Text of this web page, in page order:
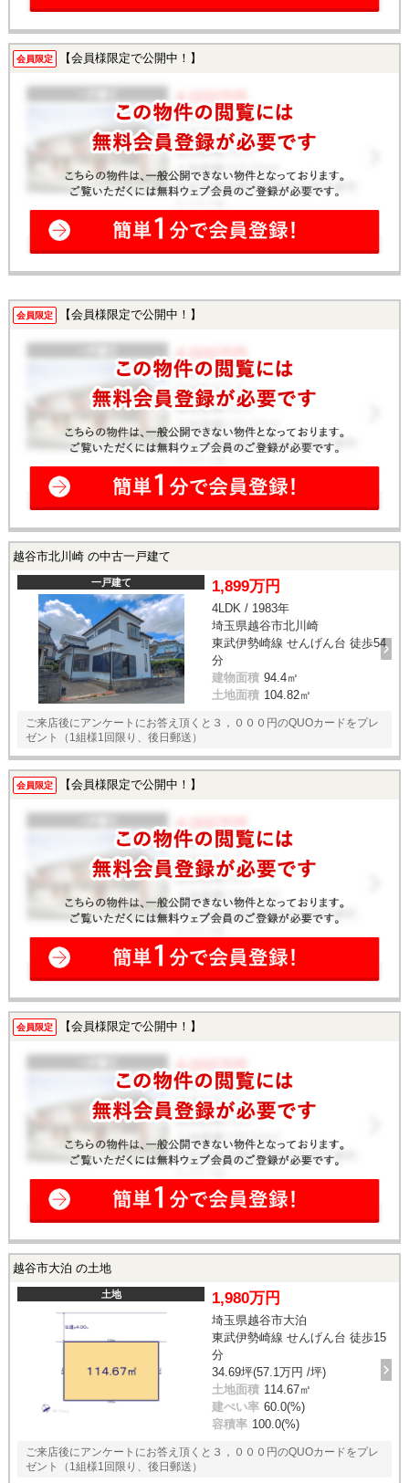
会員限定 【会員様限定で公開中！】
会員限定 【会員様限定で公開中！】
越谷市北川崎 の中古一戸建て
一戸建て 1,899万円
4LDK / 1983年
埼玉県越谷市北川崎
東武伊勢崎線 せんげん台 徒歩54
分
建物面積 94.4㎡
土地面積 104.82㎡
ご来店後にアンケートにお答え頂くと３，０００円のQUOカードをプレ
ゼント（1組様1回限り、後日郵送）
会員限定 【会員様限定で公開中！】
会員限定 【会員様限定で公開中！】
越谷市大泊 の土地
土地 1,980万円
埼玉県越谷市大泊
東武伊勢崎線 せんげん台 徒歩15
分
34.69坪(57.1万円 /坪)
土地面積 114.67㎡
建ぺい率 60.0(%)
容積率 100.0(%)
ご来店後にアンケートにお答え頂くと３，０００円のQUOカードをプレ
ゼント（1組様1回限り、後日郵送）